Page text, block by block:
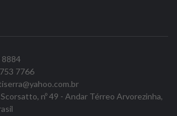
8884
7766
nº 49 - Andar Térreo Arvorezinha,